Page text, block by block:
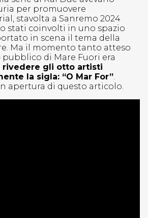
per promuovere
stavolta a Sanremo 2024
stati coinvolti in uno spazio
in scena il tema della
Ma il momento tanto atteso
di Mare Fuori era
rivedere gli otto artisti
la sigla: “O Mar For”.
apertura di questo articolo.